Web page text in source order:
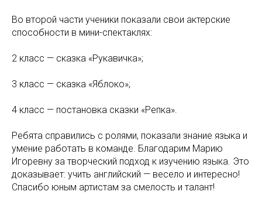
Во второй части ученики показали свои актерские
способности в мини-спектаклях:
2 класс — сказка «Рукавичка»;
3 класс — сказка «Яблоко»;
4 класс — постановка сказки «Репка».
Ребята справились с ролями, показали знание языка и
умение работать в команде. Благодарим Марию
Игоревну за творческий подход к изучению языка. Это
доказывает: учить английский — весело и интересно!
Спасибо юным артистам за смелость и талант!